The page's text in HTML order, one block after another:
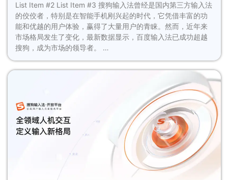
List Item #2 List Item #3 搜狗输入法曾经是国内第三方输入法
的佼佼者，特别是在智能手机刚兴起的时代，它凭借丰富的功
能和优越的用户体验，赢得了大量用户的青睐。然而，近年来
市场格局发生了变化，最新数据显示，百度输入法已成功超越
搜狗，成为市场的领导者。 …